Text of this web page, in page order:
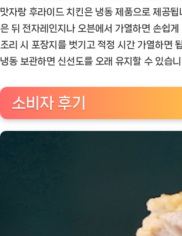
맛자랑 후라이드 치킨은 냉동 제품으로 제공
은 뒤 전자레인지나 오븐에서 가열하면 손쉽게
조리 시 포장지를 벗기고 적정 시간 가열하면
냉동 보관하면 신선도를 오래 유지할 수 있습니
소비자 후기